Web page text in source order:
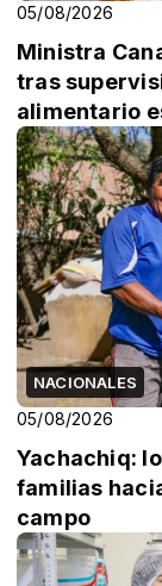
05/08/2026
Ministra
tras
alimentario
NACIONALES
05/08/2026
Yachachiq:
familias
campo